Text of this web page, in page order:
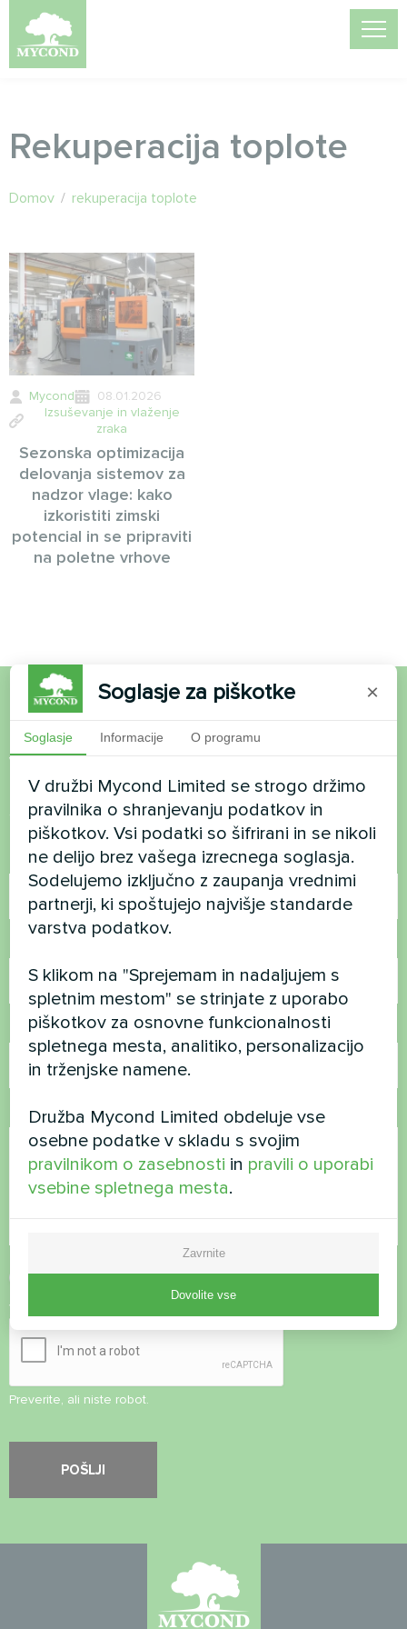
Rekuperacija toplote
Domov / rekuperacija toplote
Mycond
08.01.2026
Izsuševanje in vlaženje
zraka
Sezonska optimizacija
delovanja sistemov za
nadzor vlage: kako
izkoristiti zimski
potencial in se pripraviti
na poletne vrhove
Želite kupiti ali imate
vprašanja?
Stopite v stik z nami in pomagali vam bomo
Ime
E-pošta
Komentar
Sprejmitepravilnik o zasebnosti
Varnostni pregled
Preverite, ali niste robot.
Soglasje za piškotke ×
Soglasje Informacije O programu
V družbi Mycond Limited se strogo držimo
pravilnika o shranjevanju podatkov in
piškotkov. Vsi podatki so šifrirani in se nikoli
ne delijo brez vašega izrecnega soglasja.
Sodelujemo izključno z zaupanja vrednimi
partnerji, ki spoštujejo najvišje standarde
varstva podatkov.
S klikom na "Sprejemam in nadaljujem s
spletnim mestom" se strinjate z uporabo
piškotkov za osnovne funkcionalnosti
spletnega mesta, analitiko, personalizacijo
in trženjske namene.
Družba Mycond Limited obdeluje vse
osebne podatke v skladu s svojim
pravilnikom o zasebnosti in pravili o uporabi
vsebine spletnega mesta.
Zavrnite
Dovolite vse